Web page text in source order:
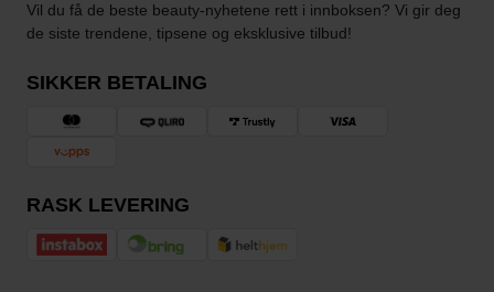
Vil du få de beste beauty-nyhetene rett i innboksen? Vi gir deg
de siste trendene, tipsene og eksklusive tilbud!
SIKKER BETALING
RASK LEVERING